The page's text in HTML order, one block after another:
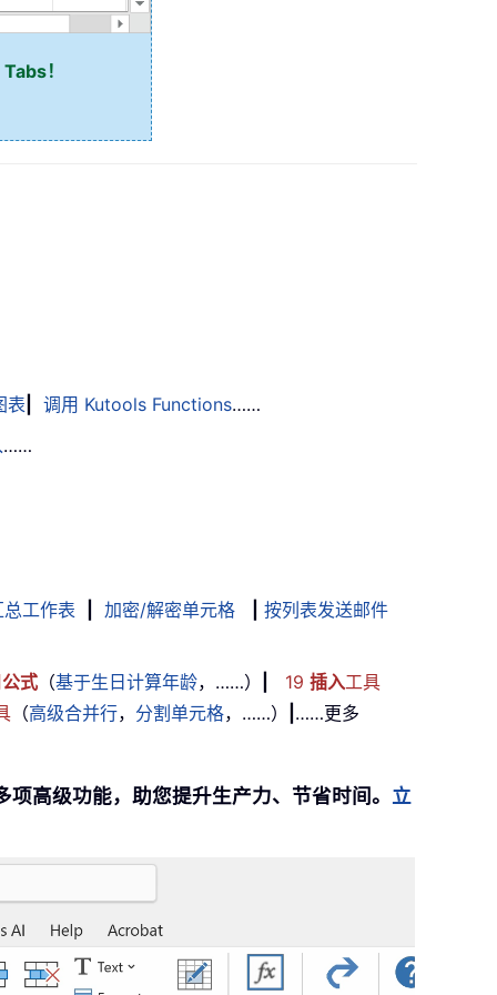
！
表 调用 Kutools Functions……
……
总工作表 加密/解密单元格 按列表发送邮件
公式 （基于生日计算年龄，……） 19 插入工具
（高级合并行， 分割单元格，……） ……更多
高级功能，助您提升生产力、节省时间。 立